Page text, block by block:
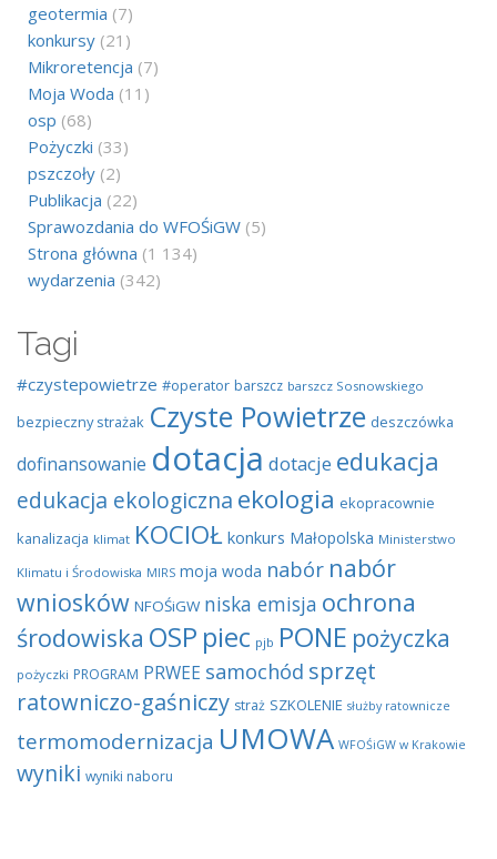
geotermia (7)
konkursy (21)
Mikroretencja (7)
Moja Woda (11)
osp (68)
Pożyczki (33)
pszczoły (2)
Publikacja (22)
Sprawozdania do WFOŚiGW (5)
Strona główna (1 134)
wydarzenia (342)
Tagi
#czystepowietrze #operator barszcz barszcz Sosnowskiego
bezpieczny strażak Czyste Powietrze deszczówka
dofinansowanie dotacja dotacje edukacja
edukacja ekologiczna ekologia ekopracownie
kanalizacja klimat KOCIOŁ konkurs Małopolska Ministerstwo
Klimatu i Środowiska MIRS moja woda nabór nabór
wniosków NFOŚiGW niska emisja ochrona
środowiska OSP piec pjb PONE pożyczka
pożyczki PROGRAM PRWEE samochód sprzęt
ratowniczo-gaśniczy straż SZKOLENIE służby ratownicze
termomodernizacja UMOWA WFOŚiGW w Krakowie
wyniki wyniki naboru